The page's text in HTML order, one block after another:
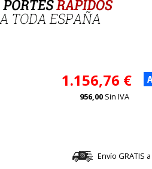
1.156,76 €
956,00 Sin IVA
Envío GRATIS